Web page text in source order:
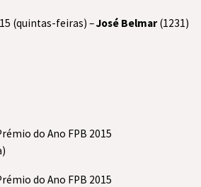
(quintas-feiras) –José Belmar(1231)
do Ano FPB 2015
do Ano FPB 2015